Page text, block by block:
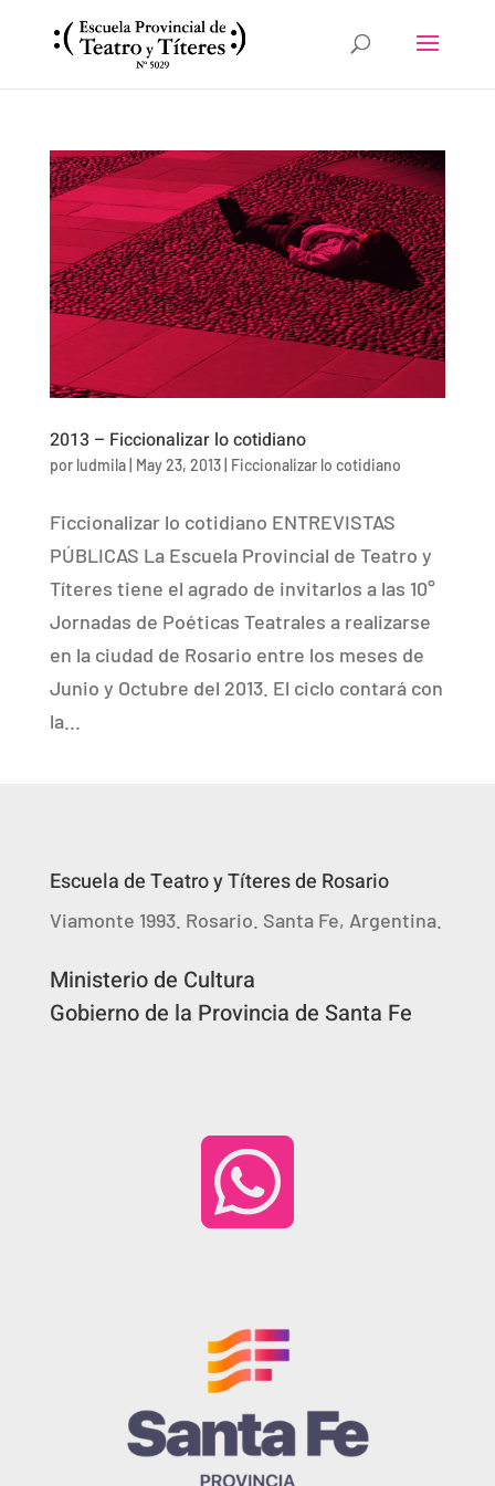
2013 – Ficcionalizar lo cotidiano
por ludmila| May 23, 2013| Ficcionalizar lo cotidiano
Ficcionalizar lo cotidiano ENTREVISTAS
PÚBLICAS La Escuela Provincial de Teatro y
Títeres tiene el agrado de invitarlos a las 10°
Jornadas de Poéticas Teatrales a realizarse
en la ciudad de Rosario entre los meses de
Junio y Octubre del 2013. El ciclo contará con
la...
Escuela de Teatro y Títeres de Rosario
Viamonte 1993. Rosario. Santa Fe, Argentina.
Ministerio de Cultura
Gobierno de la Provincia de Santa Fe
